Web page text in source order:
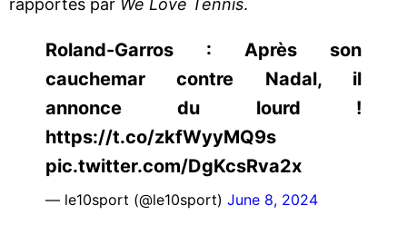
rapportés par We Love Tennis.
Roland-Garros : Après son
cauchemar contre Nadal, il
annonce du lourd !
https://t.co/zkfWyyMQ9s
pic.twitter.com/DgKcsRva2x
— le10sport (@le10sport) June 8, 2024